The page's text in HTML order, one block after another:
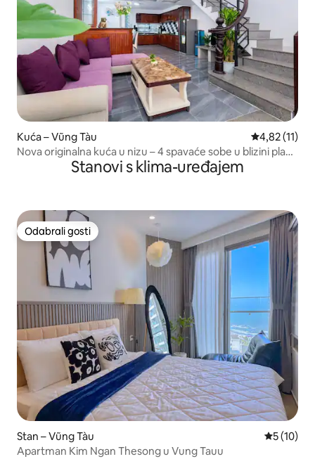
Kuća – Vũng Tàu Prosječna
4,82 (11)
Nova originalna kuća u nizu – 4 spavaće sobe u blizini plaže
Stanovi s klima-uređajem
Odabrali gosti
Odabrali gosti
Stan – Vũng Tàu Prosječna
5 (10)
Apartman Kim Ngan Thesong u Vung Tauu